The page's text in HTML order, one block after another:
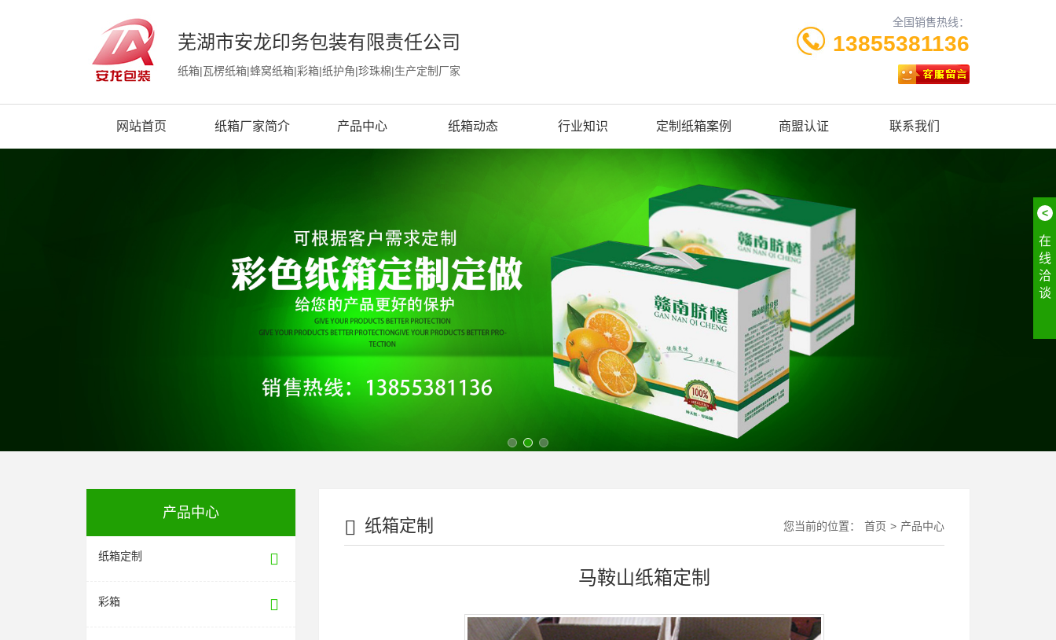
芜湖市安龙印务包装有限责任公司
纸箱|瓦楞纸箱|蜂窝纸箱|彩箱|纸护角|珍珠棉|生产定制厂家
全国销售热线：
13855381136
网站首页 纸箱厂家简介 产品中心 纸箱动态 行业知识 定制纸箱案例 商盟认证 联系我们
产品中心
纸箱定制
彩箱
纸箱定制 您当前的位置： 首页 > 产品中心
马鞍山纸箱定制
<
在
线
洽
谈